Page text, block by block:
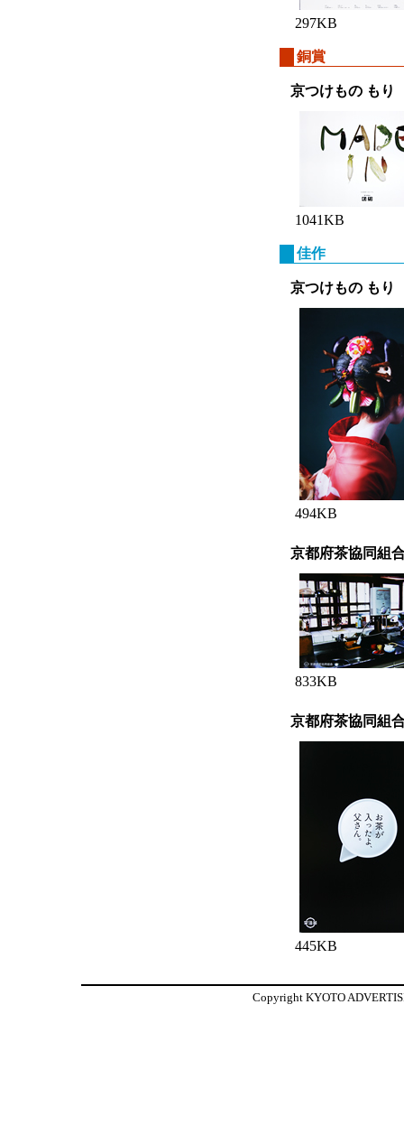
297KB
銅賞
京つけもの もり
1041KB
佳作
京つけもの もり
494KB
京都府茶協同組
833KB
京都府茶協同組
445KB
Copyright KYOTO